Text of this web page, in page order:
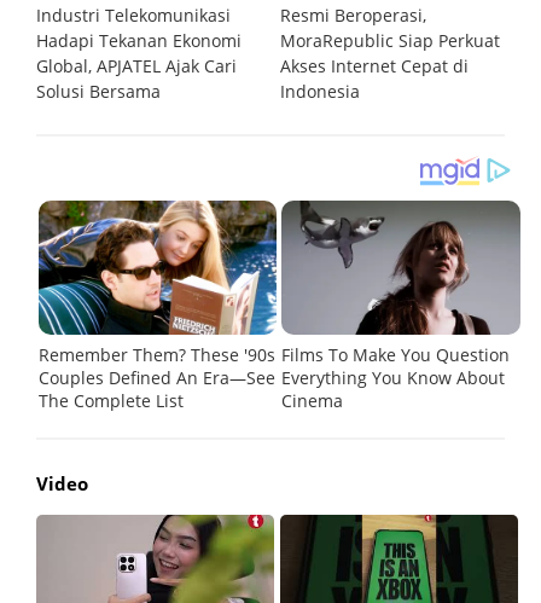
Industri Telekomunikasi
Hadapi Tekanan Ekonomi
Global, APJATEL Ajak Cari
Solusi Bersama
Resmi Beroperasi,
MoraRepublic Siap Perkuat
Akses Internet Cepat di
Indonesia
Video